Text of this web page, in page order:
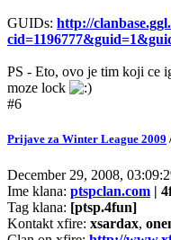
GUIDs: http://
PS - Eto, ovo je tim koji ce
moze lock
#6
Prijave za Winter League 2009
December 29, 2008,
Ime klana: ptspclan.com |
Tag klana: [ptsp.4fun]
Kontakt xfire: xsardax,